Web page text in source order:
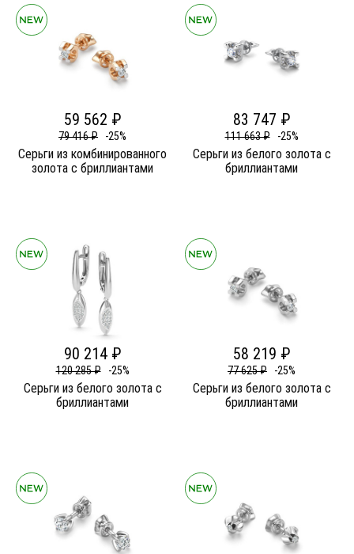
59 562 ₽
79 416 ₽ -25%
Серьги из комбинированного
золота c бриллиантами
83 747 ₽
111 663 ₽ -25%
Серьги из белого золота c
бриллиантами
90 214 ₽
120 285 ₽ -25%
Серьги из белого золота c
бриллиантами
58 219 ₽
77 625 ₽ -25%
Серьги из белого золота c
бриллиантами